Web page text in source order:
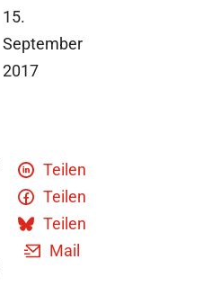
15.
September
2017
Teilen
Teilen
Teilen
Mail